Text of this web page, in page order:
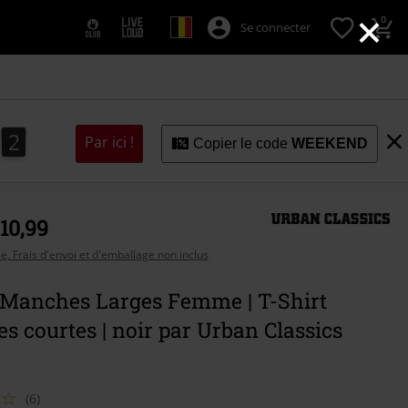
×
Se connecter 0
9
0
9
1
0 Par ici ! Copier le codeWEEKEND
Frais d'envoi et d'emballage non inclus
Larges Femme | T-Shirt
courtes | noir par Urban Classics
(6)